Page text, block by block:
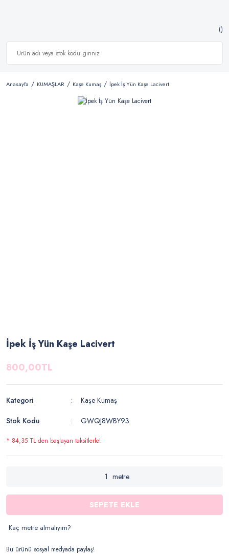
Anasayfa KUMAŞLAR Kaşe Kumaş İpek İş Yün Kaşe Lacivert
İpek İş Yün Kaşe Lacivert
800,00TL
Kategori
Kaşe Kumaş
Stok Kodu
GWQJ8WBY93
* 84,35 TL den başlayan taksitlerle!
metre
SEPETE EKLE
Kaç metre almalıyım?
Bu ürünü sosyal medyada paylaş!